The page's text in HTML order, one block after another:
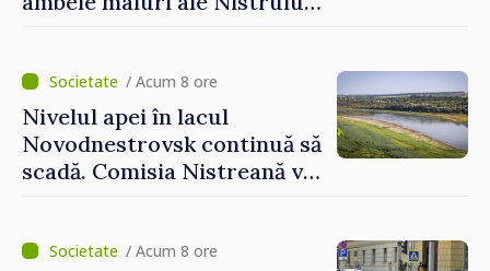
reprezentanta rezidentă a
PNUD în Republica Moldova,
Daniela Gasparikova
/ Acum 8 ore
Nivelul apei în lacul
Novodnestrovsk continuă să
scadă. Comisia Nistreană va
/ Acum 8 ore